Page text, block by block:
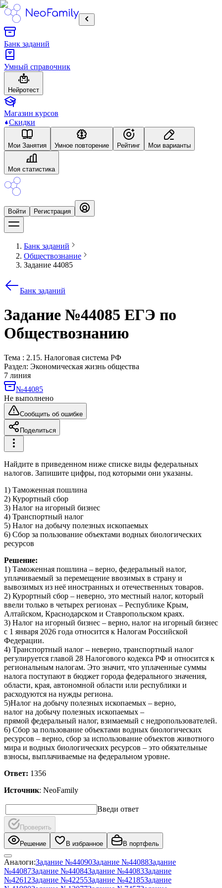
Банк заданий
Умный справочник
Нейротест
Магазин курсов
Скидки
Mои Занятия Умное повторение Рейтинг Мои варианты
Моя статистика
Войти Регистрация
Банк заданий
Обществознание
Задание 44085
Банк заданий
Задание №44085 ЕГЭ по
Обществознанию
Тема : 2.15. Налоговая система РФ
Раздел: Экономическая жизнь общества
7 линия
№44085
Не выполнено
Сообщить об ошибке
Поделиться
Найдите в приведенном ниже списке виды федеральных
налогов. Запишите цифры, под которыми они указаны.
1) Таможенная пошлина
2) Курортный сбор
3) Налог на игорный бизнес
4) Транспортный налог
5) Налог на добычу полезных ископаемых
6) Сбор за пользование объектами водных биологических
ресурсов
Решение:
1) Таможенная пошлина – верно, федеральный налог,
уплачиваемый за перемещение ввозимых в страну и
вывозимых из неё иностранных и отечественных товаров.
2) Курортный сбор – неверно, это местный налог, который
ввели только в четырех регионах – Республике Крым,
Алтайском, Краснодарском и Ставропольском краях.
3) Налог на игорный бизнес – верно, налог на игорный бизнес
с 1 января 2026 года относится к Налогам Российской
Федерации.
4) Транспортный налог – неверно, транспортный налог
регулируется главой 28 Налогового кодекса РФ и относится к
региональным налогам. Это значит, что уплаченные суммы
налога поступают в бюджет города федерального значения,
области, края, автономной области или республики и
расходуются на нужды региона.
5)Налог на добычу полезных ископаемых – верно,
налог на добычу полезных ископаемых –
прямой федеральный налог, взимаемый с недропользователей.
6) Сбор за пользование объектами водных биологических
ресурсов – верно, сбор за использование объектов животного
мира и водных биологических ресурсов – это обязательные
взносы, выплачиваемые на федеральном уровне.
Ответ: 1356
Источник: NeoFamily
Введи ответ
Проверить
Решение В избранное В портфель
Аналоги:Задание №44090Задание №44088Задание
№44087Задание №44084Задание №44083Задание
№42612Задание №42255Задание №42185Задание